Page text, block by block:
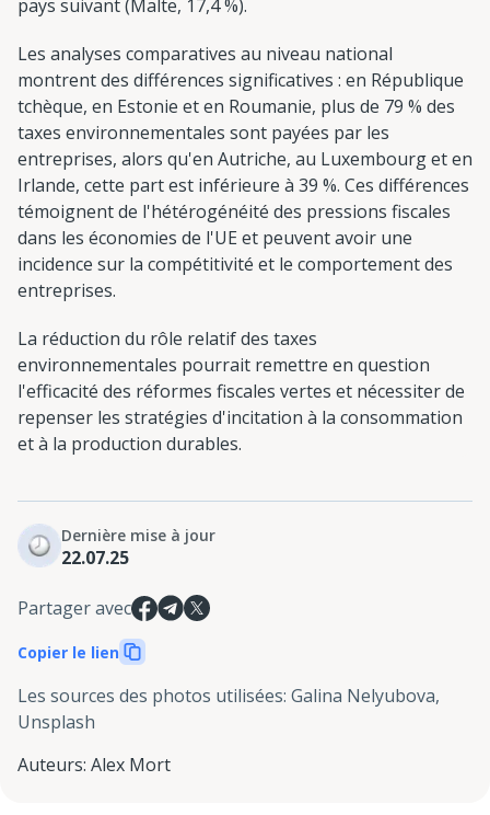
pays suivant (Malte, 17,4 %).
Les analyses comparatives au niveau national
montrent des différences significatives : en République
tchèque, en Estonie et en Roumanie, plus de 79 % des
taxes environnementales sont payées par les
entreprises, alors qu'en Autriche, au Luxembourg et en
Irlande, cette part est inférieure à 39 %. Ces différences
témoignent de l'hétérogénéité des pressions fiscales
dans les économies de l'UE et peuvent avoir une
incidence sur la compétitivité et le comportement des
entreprises.
La réduction du rôle relatif des taxes
environnementales pourrait remettre en question
l'efficacité des réformes fiscales vertes et nécessiter de
repenser les stratégies d'incitation à la consommation
et à la production durables.
Dernière mise à jour
22.07.25
Partager avec
Copier le lien
Les sources des photos utilisées: Galina Nelyubova,
Unsplash
Auteurs: Alex Mort